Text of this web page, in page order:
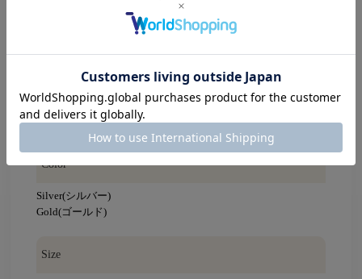
完売カラーの再入荷通知はこちらからご登録ください。
す。）
無料会員登録をされているユーザーなら
マイページのお気に入り一覧からチェック可能に！
Color
Silver(シルバー)
Gold(ゴールド)
Size